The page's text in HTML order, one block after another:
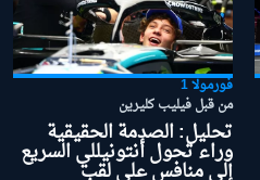
فورمولا 1
من قبل فيليب كليرين
تحليل: الصدمة الحقيقية
وراء تحول أنتونيللي السريع
إلى منافس على لقب